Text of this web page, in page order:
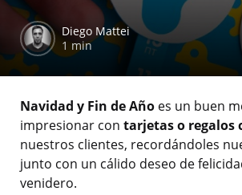
Diego Mattei
1 min
Navidad y Fin de Año es un buen
impresionar con tarjetas o regalos
nuestros clientes, recordándoles
junto con un cálido deseo de
venidero.